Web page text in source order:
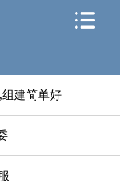
建简单好